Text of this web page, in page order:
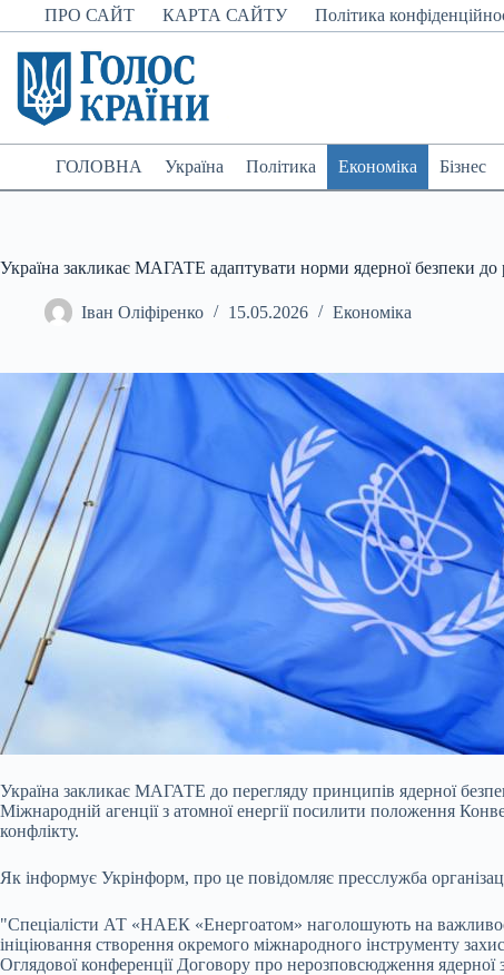
Перейти
до
вмісту
ПРО САЙТ КАРТА САЙТУ Політика
ГОЛОВНА Україна Політика Економіка Бізнес
Україна закликає МАГАТЕ адаптувати норми ядерної безпеки до
Іван Оліфіренко 15.05.2026 Економіка
Україна закликає МАГАТЕ до перегляду принципів ядерної
Міжнародній агенції з атомної енергії посилити положення
конфлікту.
Як інформує Укрінформ, про це повідомляє пресслужба
"Спеціалісти АТ «НАЕК «Енергоатом» наголошують на
ініціювання створення окремого міжнародного інструменту
Оглядової конференції Договору про нерозповсюдження